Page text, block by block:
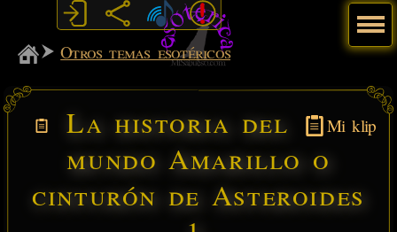
MiSabueso
Otros temas esotéricos
Mi klip
La historia del
mundo Amarillo o
cinturón de Asteroides
Menú